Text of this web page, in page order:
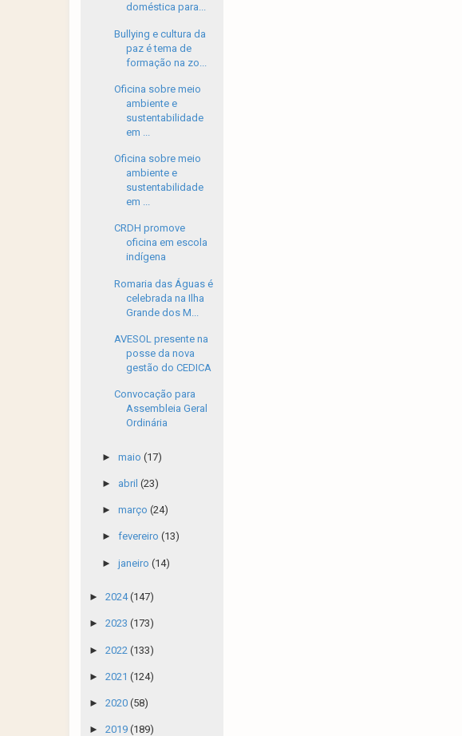
doméstica para...
Bullying e cultura da
paz é tema de
formação na zo...
Oficina sobre meio
ambiente e
sustentabilidade
em ...
Oficina sobre meio
ambiente e
sustentabilidade
em ...
CRDH promove
oficina em escola
indígena
Romaria das Águas é
celebrada na Ilha
Grande dos M...
AVESOL presente na
posse da nova
gestão do CEDICA
Convocação para
Assembleia Geral
Ordinária
► maio (17)
► abril (23)
► março (24)
► fevereiro (13)
► janeiro (14)
► 2024(147)
► 2023 (173)
► 2022 (133)
► 2021 (124)
► 2020 (58)
► 2019 (189)